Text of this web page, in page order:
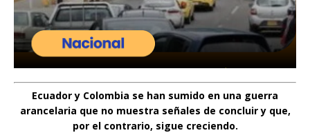
Ecuador y Colombia se han sumido en una guerra
arancelaria que no muestra señales de concluir y que,
por el contrario, sigue creciendo.